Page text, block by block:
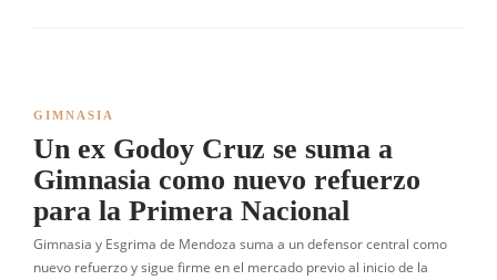
GIMNASIA
Un ex Godoy Cruz se suma a
Gimnasia como nuevo refuerzo
para la Primera Nacional
Gimnasia y Esgrima de Mendoza suma a un defensor central como
nuevo refuerzo y sigue firme en el mercado previo al inicio de la